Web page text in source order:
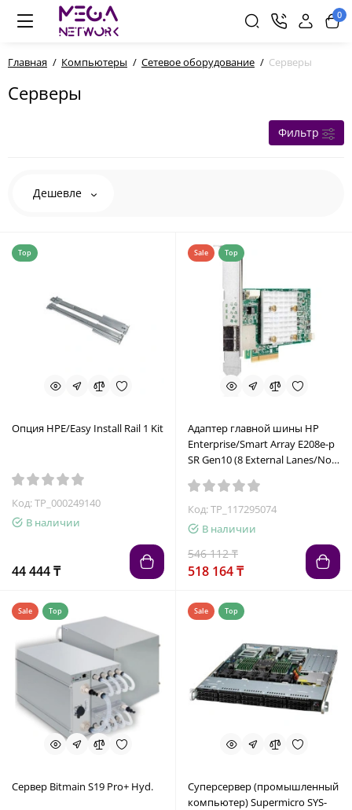
0
Главная Компьютеры Сетевое оборудование Серверы
Серверы
Фильтр
Дешевле
Top
Опция HPE/Easy Install Rail 1 Kit
Код: TP_000249140
В наличии
44 444 ₸
Sale Top
Адаптер главной шины HP
Enterprise/Smart Array E208e-p
SR Gen10 (8 External Lanes/No
Controller/PCI-E x4/SAS
Код: TP_117295074
В наличии
546 112 ₸
518 164 ₸
Sale Top
Сервер Bitmain S19 Pro+ Hyd.
Sale Top
Суперсервер (промышленный
компьютер) Supermicro SYS-